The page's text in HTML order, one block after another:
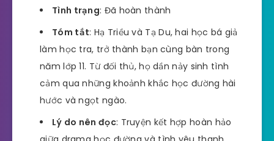
Tình trạng: Đã hoàn thành
Tóm tắt: Hạ Triều và Tạ Du, hai học bá giả
làm học tra, trở thành bạn cùng bàn trong
năm lớp 11. Từ đối thủ, họ dần nảy sinh tình
cảm qua những khoảnh khắc học đường hài
hước và ngọt ngào.
Lý do nên đọc: Truyện kết hợp hoàn hảo